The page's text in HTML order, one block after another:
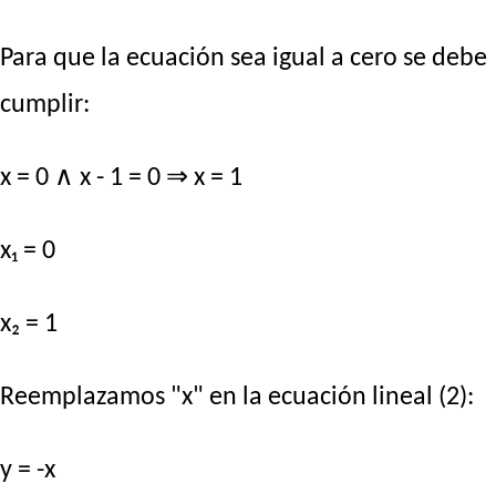
Para que la ecuación sea igual a cero se debe
cumplir:
x = 0 ∧ x - 1 = 0 ⇒ x = 1
x₁ = 0
x₂ = 1
Reemplazamos "x" en la ecuación lineal (2):
y = -x